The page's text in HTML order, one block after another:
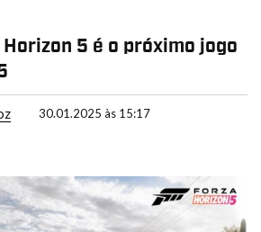
Horizon 5 é o próximo jogo
30.01.2025 às 15:17